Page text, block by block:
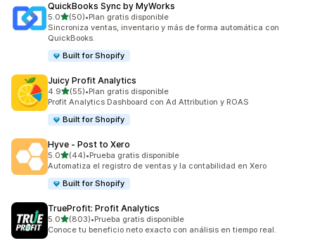
QuickBooks Sync by MyWorks
5.0de 5 estrellas
(50)
50 reseñas en total
•Plan gratis disponible
Sincroniza ventas, inventario y más de forma automática con
QuickBooks.
Built for Shopify
Juicy Profit Analytics
4.9de 5 estrellas
(55)
55 reseñas en total
•Plan gratis disponible
Profit Analytics Dashboard con Ad Attribution y ROAS
Built for Shopify
Hyve ‑ Post to Xero
5.0de 5 estrellas
(44)
44 reseñas en total
•Prueba gratis disponible
Automatiza el registro de ventas y la contabilidad en Xero
Built for Shopify
TrueProfit: Profit Analytics
5.0de 5 estrellas
(803)
803 reseñas en total
•Prueba gratis disponible
Conoce tu beneficio neto exacto con análisis en tiempo real.